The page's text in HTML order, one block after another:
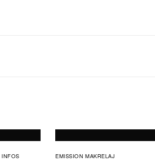
INFOS EMISSION MAKRELAJ